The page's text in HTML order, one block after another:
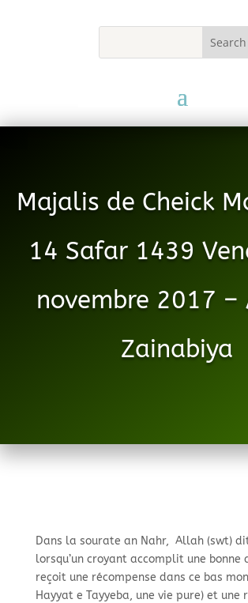
Majalis de Cheick
14 Safar 1439
novembre 2017 –
Zainabiya
Dans la sourate an Nahr, Allah (swt)
lorsqu’un croyant accomplit une bonne
reçoit une récompense dans ce bas
Hayyat e Tayyeba, une vie pure) et une